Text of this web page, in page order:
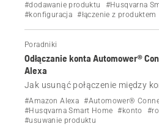
#dodawanie produktu
#Husqvarna
#konfiguracja #łączenie z produktem
Poradniki
Odłączanie konta Automower®
Alexa
Jak usunąć połączenie między
Connect a Amazon Alexa.
#Amazon Alexa #Automower®
#Husqvarna Smart Home
#konto
#usuwanie produktu